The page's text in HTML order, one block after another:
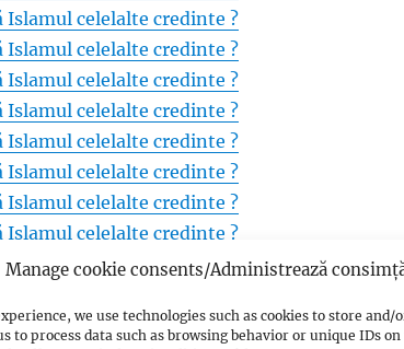
Manage cookie consents/Administrează
we use technologies such as cookies to store
to process data such as browsing behavior or unique IDs
Islamul celelalte credinte ?
Islamul celelalte credinte ?
Islamul celelalte credinte ?
Islamul celelalte credinte ?
Islamul celelalte credinte ?
Islamul celelalte credinte ?
Islamul celelalte credinte ?
Islamul celelalte credinte ?
Islamul celelalte credinte ?
Islamul celelalte credinte ?